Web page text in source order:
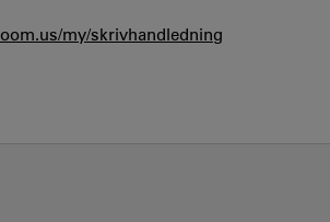
my/skrivhandledning